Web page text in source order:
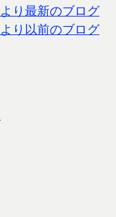
より最新のブログ
より以前のブログ